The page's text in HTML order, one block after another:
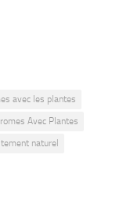
avec les plantes
Avec Plantes
naturel